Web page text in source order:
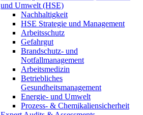
und Umwelt (HSE)
Nachhaltigkeit
HSE Strategie und Management
Arbeitsschutz
Gefahrgut
Brandschutz- und
Notfallmanagement
Arbeitsmedizin
Betriebliches
Gesundheitsmanagement
Energie- und Umwelt
Prozess- & Chemikaliensicherheit